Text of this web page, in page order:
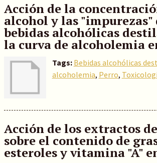
Acción de la
alcohol y las "impurezas"
bebidas alcohólicas
la curva de alcoholemia
Tags: Bebidas alcohólicas
alcoholemia, Perro,
Acción de los extractos
sobre el contenido de
esteroles y vitamina "A"